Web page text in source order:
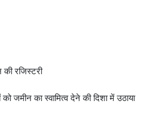
की रजिस्टरी
जमीन का स्वामित्व देने की दिशा में उठाया